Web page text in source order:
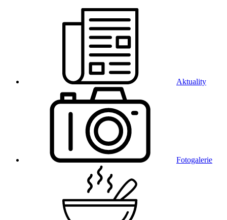
Aktuality
Fotogalerie